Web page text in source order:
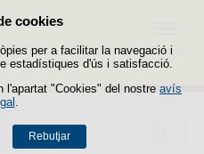
cookies
per a facilitar la navegació i
estadístiques d'ús i satisfacció.
l'apartat "Cookies" del nostre avís
Rebutjar
Passar al contingut
Buscador
Menú